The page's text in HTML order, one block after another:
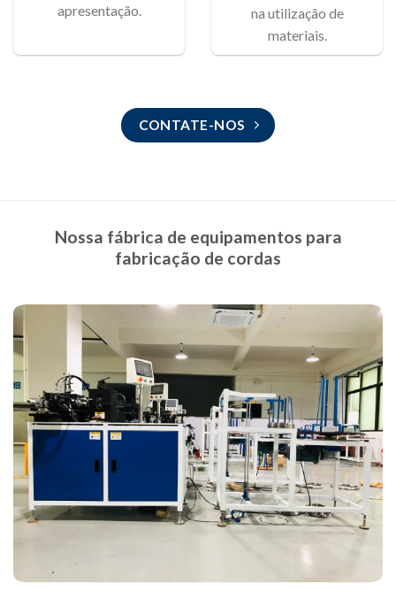
apresentação.
na utilização de
materiais.
CONTATE-NOS
Nossa fábrica de equipamentos para
fabricação de cordas